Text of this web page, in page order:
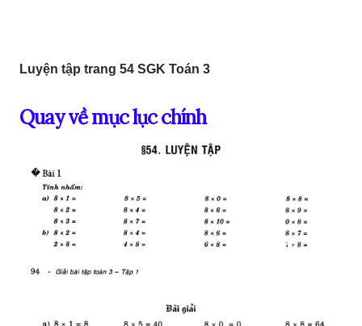
Luyện tập trang 54 SGK Toán 3
Quay về mục lục chính